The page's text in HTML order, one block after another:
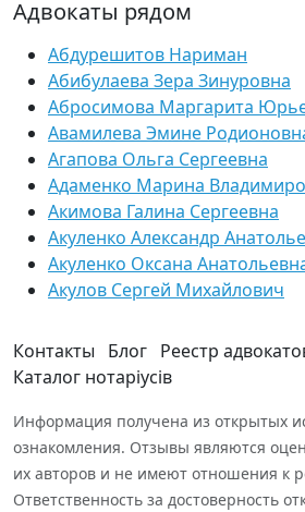
Адвокаты рядом
Абдурешитов Нариман
Абибулаева Зера Зинуровна
Абросимова Маргарита
Авамилева Эмине
Агапова Ольга Сергеевна
Адаменко Марина
Акимова Галина Сергеевна
Акуленко Александр
Акуленко Оксана
Акулов Сергей Михайлович
Контакты Блог Реестр
Каталог нотаріусів
Информация получена из открытых
ознакомления. Отзывы являются
их авторов и не имеют отношения к
Ответственность за достоверность